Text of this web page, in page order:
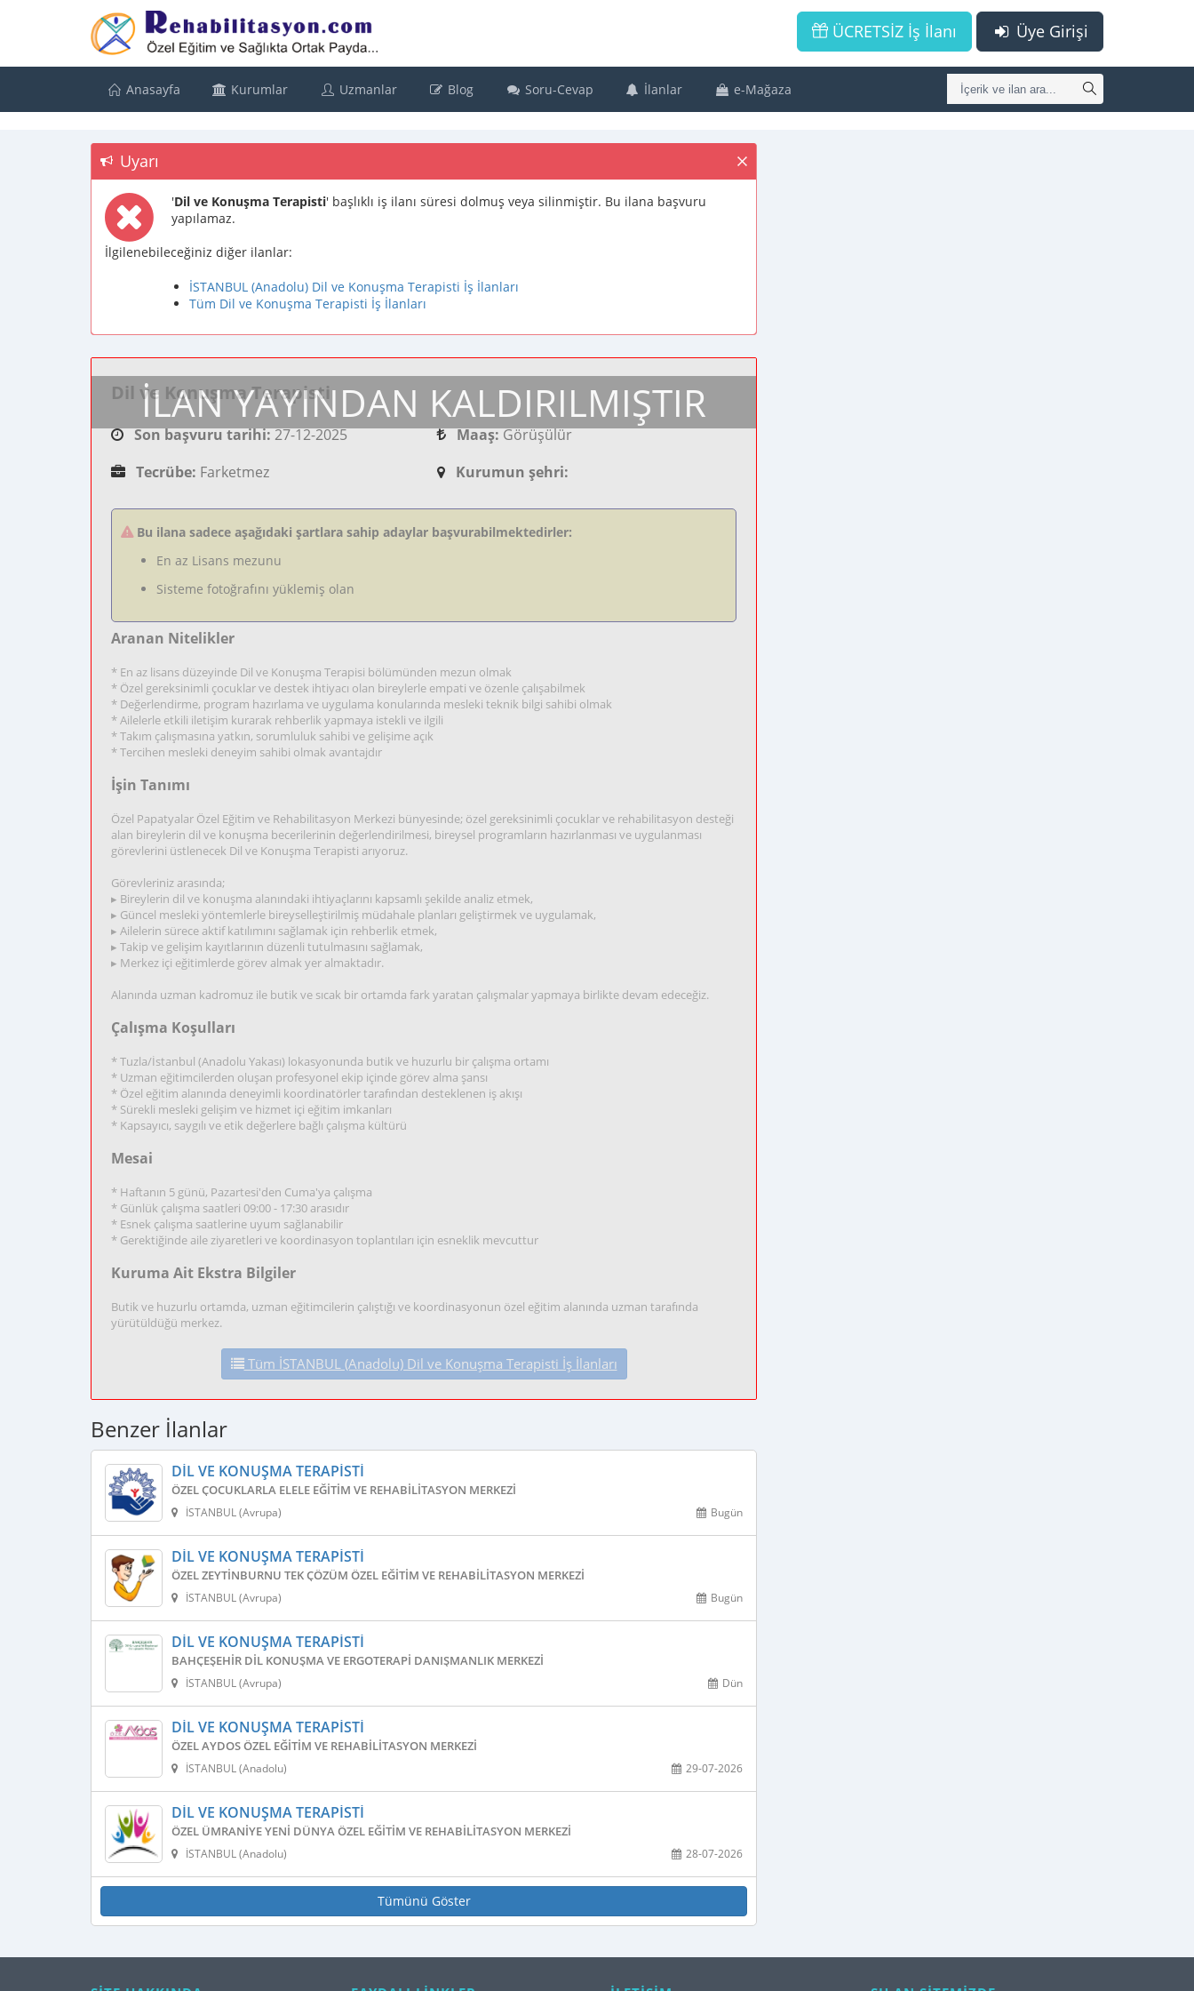
Üye Girişi
ÜCRETSİZ İş İlanı
Anasayfa Kurumlar Uzmanlar Blog Soru-Cevap İlanlar e-Mağaza
Uyarı
'Dil ve Konuşma Terapisti' başlıklı iş ilanı süresi dolmuş veya silinmiştir. Bu ilana başvuru
yapılamaz.
İlgilenebileceğiniz diğer ilanlar:
İSTANBUL (Anadolu) Dil ve Konuşma Terapisti İş İlanları
Tüm Dil ve Konuşma Terapisti İş İlanları
İLAN YAYINDAN KALDIRILMIŞTIR
Dil ve Konuşma Terapisti
Son başvuru tarihi:27-12-2025 Maaş:Görüşülür
Tecrübe: Farketmez Kurumun şehri:
Bu ilana sadece aşağıdaki şartlara sahip adaylar başvurabilmektedirler:
En az Lisans mezunu
Sisteme fotoğrafını yüklemiş olan
Aranan Nitelikler
* En az lisans düzeyinde Dil ve Konuşma Terapisi bölümünden mezun olmak
* Özel gereksinimli çocuklar ve destek ihtiyacı olan bireylerle empati ve özenle çalışabilmek
* Değerlendirme, program hazırlama ve uygulama konularında mesleki teknik bilgi sahibi olmak
* Ailelerle etkili iletişim kurarak rehberlik yapmaya istekli ve ilgili
* Takım çalışmasına yatkın, sorumluluk sahibi ve gelişime açık
* Tercihen mesleki deneyim sahibi olmak avantajdır
İşin Tanımı
Özel Papatyalar Özel Eğitim ve Rehabilitasyon Merkezi bünyesinde; özel gereksinimli çocuklar ve rehabilitasyon desteği
alan bireylerin dil ve konuşma becerilerinin değerlendirilmesi, bireysel programların hazırlanması ve uygulanması
görevlerini üstlenecek Dil ve Konuşma Terapisti arıyoruz.
Görevleriniz arasında;
▸ Bireylerin dil ve konuşma alanındaki ihtiyaçlarını kapsamlı şekilde analiz etmek,
▸ Güncel mesleki yöntemlerle bireyselleştirilmiş müdahale planları geliştirmek ve uygulamak,
▸ Ailelerin sürece aktif katılımını sağlamak için rehberlik etmek,
▸ Takip ve gelişim kayıtlarının düzenli tutulmasını sağlamak,
▸ Merkez içi eğitimlerde görev almak yer almaktadır.
Alanında uzman kadromuz ile butik ve sıcak bir ortamda fark yaratan çalışmalar yapmaya birlikte devam edeceğiz.
Çalışma Koşulları
* Tuzla/İstanbul (Anadolu Yakası) lokasyonunda butik ve huzurlu bir çalışma ortamı
* Uzman eğitimcilerden oluşan profesyonel ekip içinde görev alma şansı
* Özel eğitim alanında deneyimli koordinatörler tarafından desteklenen iş akışı
* Sürekli mesleki gelişim ve hizmet içi eğitim imkanları
* Kapsayıcı, saygılı ve etik değerlere bağlı çalışma kültürü
Mesai
* Haftanın 5 günü, Pazartesi'den Cuma'ya çalışma
* Günlük çalışma saatleri 09:00 - 17:30 arasıdır
* Esnek çalışma saatlerine uyum sağlanabilir
* Gerektiğinde aile ziyaretleri ve koordinasyon toplantıları için esneklik mevcuttur
Kuruma Ait Ekstra Bilgiler
Butik ve huzurlu ortamda, uzman eğitimcilerin çalıştığı ve koordinasyonun özel eğitim alanında uzman tarafında
yürütüldüğü merkez.
Tüm İSTANBUL (Anadolu) Dil ve Konuşma Terapisti İş İlanları
Benzer İlanlar
DIL VE KONUŞMA TERAPISTI
ÖZEL ÇOCUKLARLA ELELE EĞITIM VE REHABILITASYON MERKEZI
Bugün
İSTANBUL (Avrupa)
DIL VE KONUŞMA TERAPISTI
ÖZEL ZEYTINBURNU TEK ÇÖZÜM ÖZEL EĞITIM VE REHABILITASYON MERKEZI
Bugün
İSTANBUL (Avrupa)
DIL VE KONUŞMA TERAPISTI
BAHÇEŞEHIR DIL KONUŞMA VE ERGOTERAPI DANIŞMANLIK MERKEZI
Dün
İSTANBUL (Avrupa)
DIL VE KONUŞMA TERAPISTI
ÖZEL AYDOS ÖZEL EĞITIM VE REHABILITASYON MERKEZI
29-07-2026
İSTANBUL (Anadolu)
DIL VE KONUŞMA TERAPISTI
ÖZEL ÜMRANIYE YENI DÜNYA ÖZEL EĞITIM VE REHABILITASYON MERKEZI
28-07-2026
İSTANBUL (Anadolu)
Tümünü Göster